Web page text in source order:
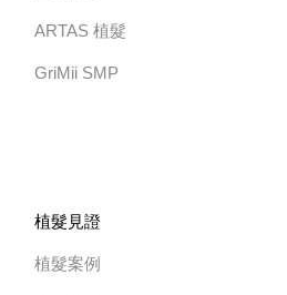
ARTAS 植髮
GriMii SMP
植髮見證
植髮案例